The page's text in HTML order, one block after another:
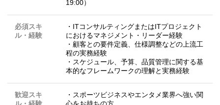
19:00）
必須スキ
ル・経験
・ITコンサルティングまたはITプロジェクト
におけるマネジメント・リーダー経験
・顧客との要件定義、仕様調整などの上流工
程の実務経験
・スケジュール、予算、品質管理に関する基
本的なフレームワークの理解と実務経験
歓迎スキ
・スポーツビジネスやエンタメ業界へ強い関